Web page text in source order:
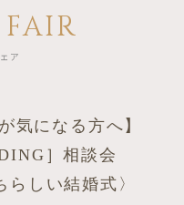
ア
気になる方へ】
］相談会
らしい結婚式〉